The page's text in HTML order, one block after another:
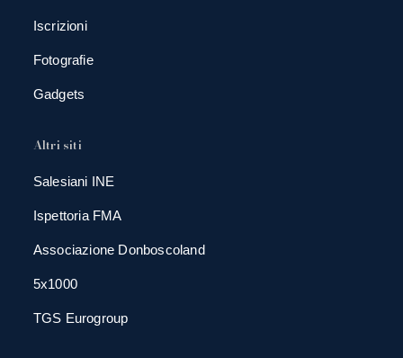
Iscrizioni
Fotografie
Gadgets
Altri siti
Salesiani INE
Ispettoria FMA
Associazione Donboscoland
5x1000
TGS Eurogroup